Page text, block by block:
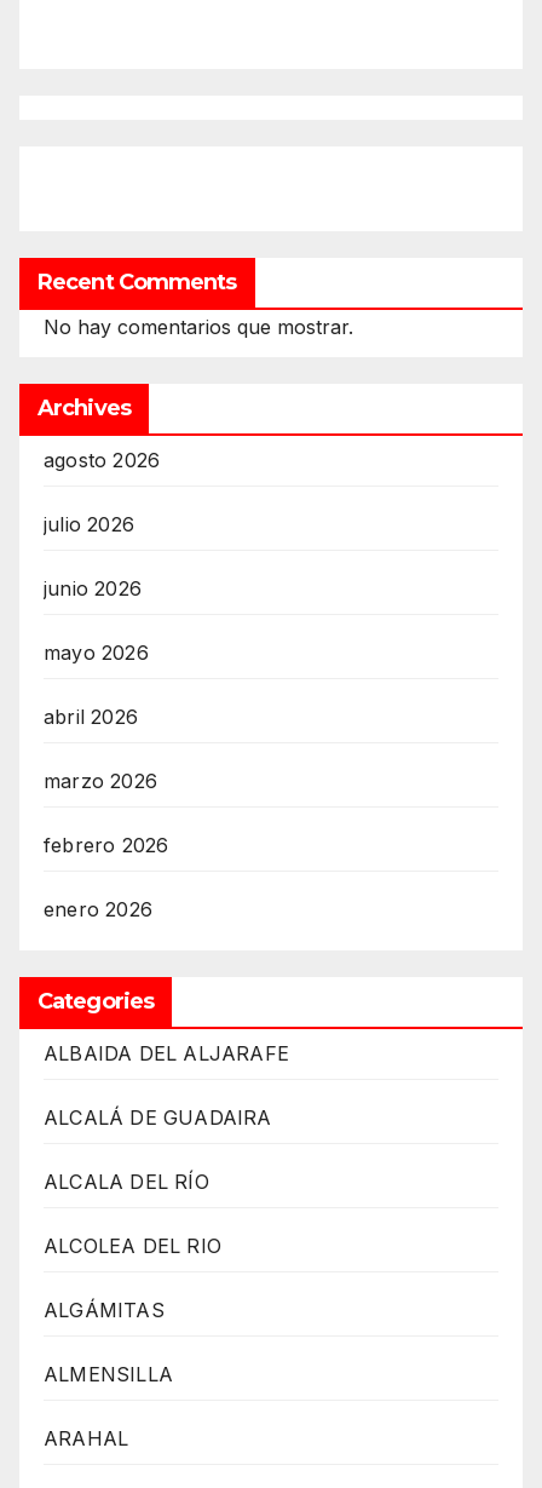
Recent Comments
No hay comentarios que mostrar.
Archives
agosto 2026
julio 2026
junio 2026
mayo 2026
abril 2026
marzo 2026
febrero 2026
enero 2026
Categories
ALBAIDA DEL ALJARAFE
ALCALÁ DE GUADAIRA
ALCALA DEL RÍO
ALCOLEA DEL RIO
ALGÁMITAS
ALMENSILLA
ARAHAL